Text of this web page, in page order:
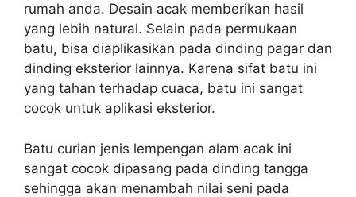
rumah anda. Desain acak memberikan hasil
yang lebih natural. Selain pada permukaan
batu, bisa diaplikasikan pada dinding pagar dan
dinding eksterior lainnya. Karena sifat batu ini
yang tahan terhadap cuaca, batu ini sangat
cocok untuk aplikasi eksterior.
Batu curian jenis lempengan alam acak ini
sangat cocok dipasang pada dinding tangga
sehingga akan menambah nilai seni pada